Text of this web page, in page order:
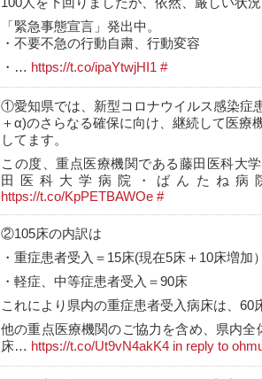
「緊急事態宣言」発出中。
・不要不急の行動自粛、行動変容
・… https://t.co/ipaYtwjHI1 #
①愛知県では、新型コロナウイルス感染症
＋α)のさらなる確保に向け、継続して医療
してます。
この度、重点医療機関である藤田医科大
田医科大学病院・ばんたね
https://t.co/KpPETBAWOe #
②105床の内訳は
・重症患者受入＝15床(現在5床＋10床増加
・軽症、中等症患者受入＝90床
これにより県内の重症患者受入病床は、
他の重点医療機関のご協力を含め、県内全
床… https://t.co/Ut9vN4akK4 in reply to